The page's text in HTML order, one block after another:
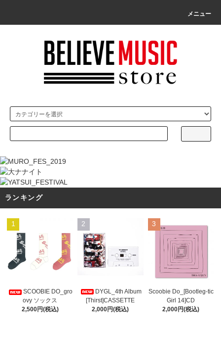
メニュー
ランキング
1
SCOOBIE DO_gro
ovy ソックス
2,500円(税込)
2
DYGL_4th Album
[Thirst]CASSETTE
2,000円(税込)
3
Scoobie Do_[Bootleg-tic
Girl 14]CD
2,000円(税込)